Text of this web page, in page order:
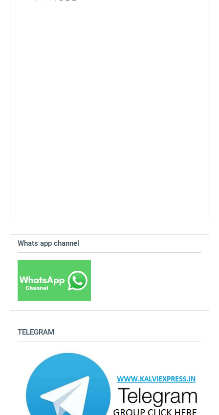
Whats app channel
TELEGRAM